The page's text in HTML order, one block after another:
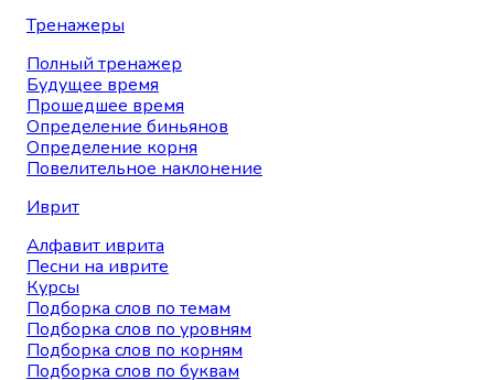
Тренажеры
Полный тренажер
Будущее время
Прошедшее время
Определение биньянов
Определение корня
Повелительное наклонение
Иврит
Алфавит иврита
Песни на иврите
Курсы
Подборка слов по темам
Подборка слов по уровням
Подборка слов по корням
Подборка слов по буквам